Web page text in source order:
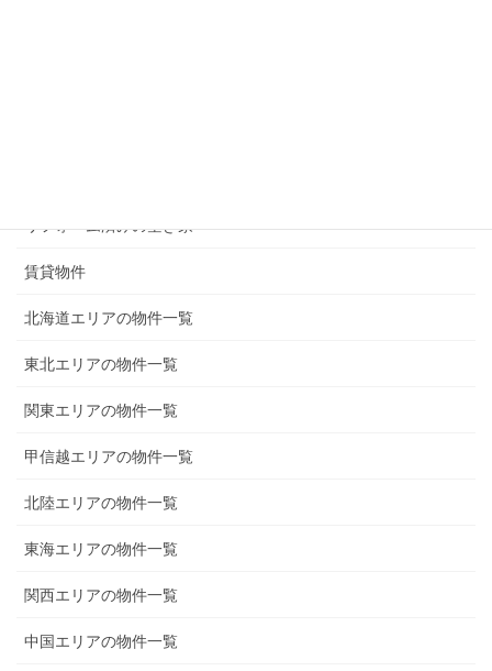
リフォーム済みの空き家
賃貸物件
北海道エリアの物件一覧
東北エリアの物件一覧
関東エリアの物件一覧
甲信越エリアの物件一覧
北陸エリアの物件一覧
東海エリアの物件一覧
関西エリアの物件一覧
中国エリアの物件一覧